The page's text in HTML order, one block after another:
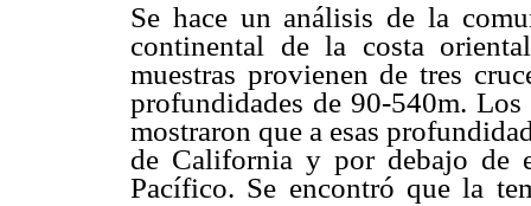
Se hace un análisis de la
continental de la costa
muestras provienen de tres
profundidades de 90-540m.
mostraron que a esas
de California y por debajo de
Pacífico. Se encontró que la